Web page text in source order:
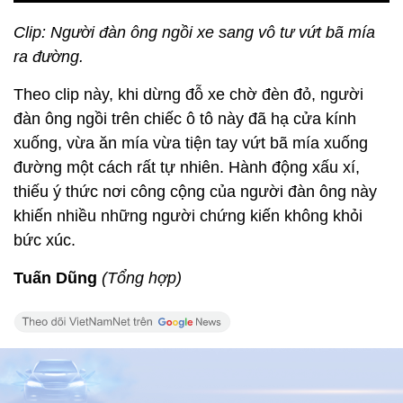
Clip: Người đàn ông ngồi xe sang vô tư vứt bã mía
ra đường.
Theo clip này, khi dừng đỗ xe chờ đèn đỏ, người
đàn ông ngồi trên chiếc ô tô này đã hạ cửa kính
xuống, vừa ăn mía vừa tiện tay vứt bã mía xuống
đường một cách rất tự nhiên. Hành động xấu xí,
thiếu ý thức nơi công cộng của người đàn ông này
khiến nhiều những người chứng kiến không khỏi
bức xúc.
Tuấn Dũng (Tổng hợp)